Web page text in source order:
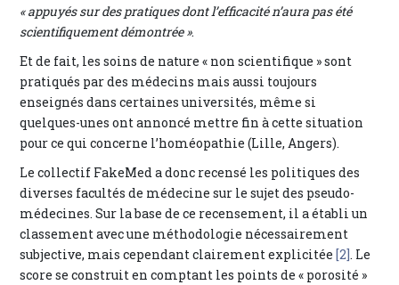
« appuyés sur des pratiques dont l’efficacité n’aura pas été
scientifiquement démontrée ».
Et de fait, les soins de nature « non scientifique » sont
pratiqués par des médecins mais aussi toujours
enseignés dans certaines universités, même si
quelques-unes ont annoncé mettre fin à cette situation
pour ce qui concerne l’homéopathie (Lille, Angers).
Le collectif FakeMed a donc recensé les politiques des
diverses facultés de médecine sur le sujet des pseudo-
médecines. Sur la base de ce recensement, il a établi un
classement avec une méthodologie nécessairement
subjective, mais cependant clairement explicitée[2]. Le
score se construit en comptant les points de « porosité »